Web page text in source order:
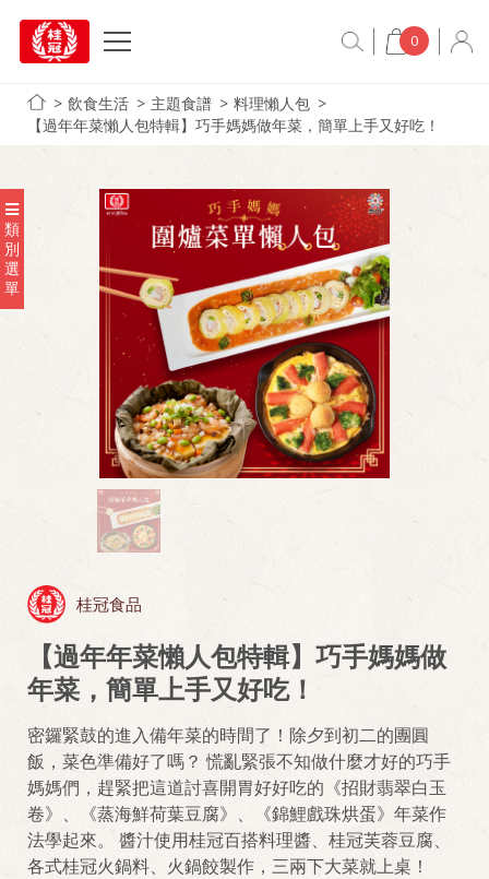
0
飲食生活 主題食譜
料理懶人包
【過年年菜懶人包特輯】巧手媽媽做年菜，簡單上手又好吃！
類
別
選
單
桂冠食品
【過年年菜懶人包特輯】巧手媽媽做
年菜，簡單上手又好吃！
密鑼緊鼓的進入備年菜的時間了！除夕到初二的團圓
飯，菜色準備好了嗎？ 慌亂緊張不知做什麼才好的巧手
媽媽們，趕緊把這道討喜開胃好好吃的《招財翡翠白玉
卷》、《蒸海鮮荷葉豆腐》、《錦鯉戲珠烘蛋》年菜作
法學起來。 醬汁使用桂冠百搭料理醬、桂冠芙蓉豆腐、
各式桂冠火鍋料、火鍋餃製作，三兩下大菜就上桌！